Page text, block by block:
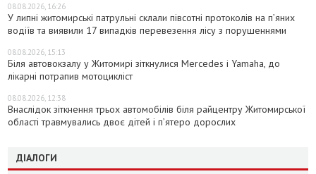
08.08.2026, 16:26
У липні житомирські патрульні склали півсотні протоколів на пʼяних
водіїв та виявили 17 випадків перевезення лісу з порушеннями
08.08.2026, 15:13
Біля автовокзалу у Житомирі зіткнулися Mercedes і Yamaha, до
лікарні потрапив мотоцикліст
08.08.2026, 12:38
Внаслідок зіткнення трьох автомобілів біля райцентру Житомирської
області травмувались двоє дітей і пʼятеро дорослих
ДІАЛОГИ